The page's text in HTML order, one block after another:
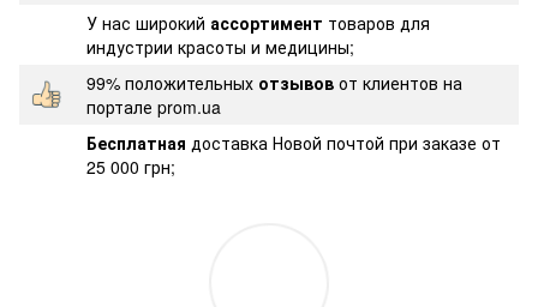
У нас широкий ассортимент товаров для
индустрии красоты и медицины;
99% положительных отзывов от клиентов на
портале prom.ua
Бесплатная доставка Новой почтой при заказе от
25 000 грн;